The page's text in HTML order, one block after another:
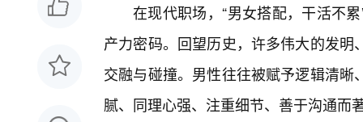
在现代职场，“男女搭配，干活不
产力密码。回望历史，许多伟大的发
交融与碰撞。男性往往被赋予逻辑清
腻、同理心强、注重细节、善于沟通而